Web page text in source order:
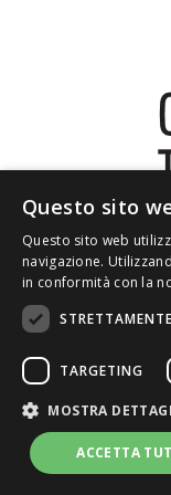
Questo sito
Questo sito web
navigazione.
in conformità con la
TARGETING
MOSTRA
ACCETTA